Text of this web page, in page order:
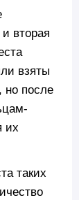
вторая
взяты
но после
их
таких